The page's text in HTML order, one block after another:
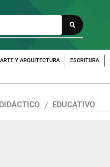
ARTE Y ARQUITECTURA ESCRITURA
DIDÁCTICO / EDUCATIVO